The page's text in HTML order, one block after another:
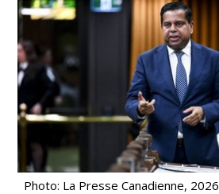
Photo: La Presse Canadienne, 2026